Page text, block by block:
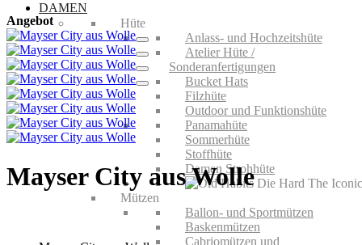
DAMEN
Hüte
Anlass- und Hochzeitshüte
Atelier Hüte /
Sonderanfertigungen
Bucket Hats
Filzhüte
Outdoor und Funktionshüte
Panamahüte
Sommerhüte
Stoffhüte
Damen Strohhüte
Mützen
Ballon- und Sportmützen
Baskenmützen
Cabriomützen und
Angebot
Mayser City aus Wolle